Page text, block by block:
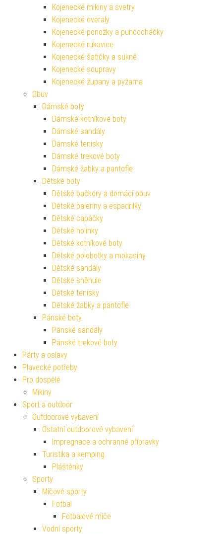
Kojenecké mikiny a svetry
Kojenecké overaly
Kojenecké ponožky a punčocháčky
Kojenecké rukavice
Kojenecké šatičky a sukně
Kojenecké soupravy
Kojenecké župany a pyžama
Obuv
Dámské boty
Dámské kotníkové boty
Dámské sandály
Dámské tenisky
Dámské trekové boty
Dámské žabky a pantofle
Dětské boty
Dětské bačkory a domácí obuv
Dětské baleríny a espadrilky
Dětské capáčky
Dětské holínky
Dětské kotníkové boty
Dětské polobotky a mokasíny
Dětské sandály
Dětské sněhule
Dětské tenisky
Dětské žabky a pantofle
Pánské boty
Pánské sandály
Pánské trekové boty
Párty a oslavy
Plavecké potřeby
Pro dospělé
Mikiny
Sport a outdoor
Outdoorové vybavení
Ostatní outdoorové vybavení
Impregnace a ochranné přípravky
Turistika a kemping
Pláštěnky
Sporty
Míčové sporty
Fotbal
Fotbalové míče
Vodní sporty